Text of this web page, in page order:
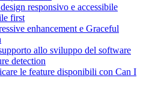
responsivo e accessibile
first
enhancement e Graceful
allo sviluppo del software
detection
le feature disponibili con Can I